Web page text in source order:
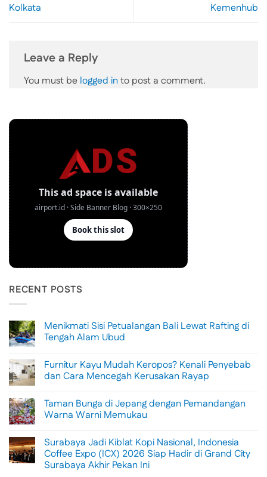
Kolkata
Kemenhub
Leave a Reply
You must be logged in to post a comment.
RECENT POSTS
Menikmati Sisi Petualangan Bali Lewat Rafting di
Tengah Alam Ubud
on
Menikmati
Sisi
Lewat
Rafting
di
Ubud
Furnitur Kayu Mudah Keropos? Kenali Penyebab
dan Cara Mencegah Kerusakan Rayap
on
Furnitur
Kayu
Kenali
Penyebab
dan
Cara
Taman Bunga di Jepang dengan Pemandangan
Warna Warni Memukau
on
Taman
Bunga
di
Surabaya Jadi Kiblat Kopi Nasional, Indonesia
Coffee Expo (ICX) 2026 Siap Hadir di Grand City
Surabaya Akhir Pekan Ini